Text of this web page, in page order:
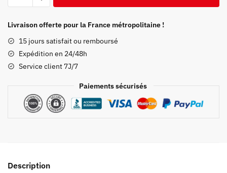
Demon
Nezuko
x
Pokemon
Livraison offerte pour la France métropolitaine !
15 jours satisfait ou remboursé
Expédition en 24/48h
Service client 7J/7
Paiements sécurisés
Description